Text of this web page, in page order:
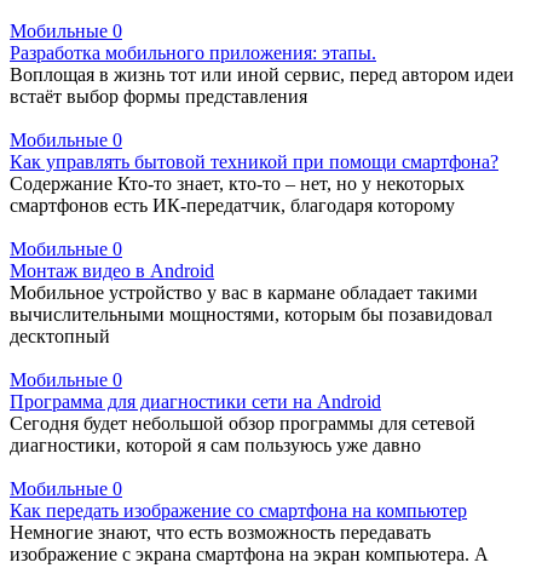
Мобильные 0
Разработка мобильного приложения: этапы.
Воплощая в жизнь тот или иной сервис, перед автором идеи
встаёт выбор формы представления
Мобильные 0
Как управлять бытовой техникой при помощи смартфона?
Содержание Кто-то знает, кто-то – нет, но у некоторых
смартфонов есть ИК-передатчик, благодаря которому
Мобильные 0
Монтаж видео в Android
Мобильное устройство у вас в кармане обладает такими
вычислительными мощностями, которым бы позавидовал
десктопный
Мобильные 0
Программа для диагностики сети на Android
Сегодня будет небольшой обзор программы для сетевой
диагностики, которой я сам пользуюсь уже давно
Мобильные 0
Как передать изображение со смартфона на компьютер
Немногие знают, что есть возможность передавать
изображение с экрана смартфона на экран компьютера. А